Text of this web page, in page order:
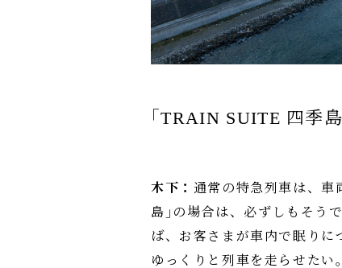
｢TRAIN SUITE 四季
木下： 通常の特急列車は、
島｣の場合は、必ずしもそう
ば、お客さまが車内で眠り
ゆっくりと列車を走らせた